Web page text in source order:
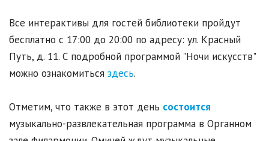
Все интерактивы для гостей библиотеки пройдут
бесплатно с 17:00 до 20:00 по адресу: ул. Красный
Путь, д. 11. С подробной программой "Ночи искусств"
можно ознакомиться здесь.
Отметим, что также в этот день состоится
музыкально-развлекательная программа в Органном